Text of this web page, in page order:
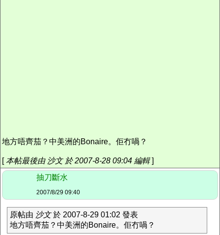
地方唔齊茄？中美洲的Bonaire。佢冇喎？
[本帖最後由 沙文 於 2007-8-28 09:04 編輯]
抽刀斷水
2007/8/29 09:40
原帖由 沙文於 2007-8-29 01:02 發表
地方唔齊茄？中美洲的Bonaire。佢冇喎？